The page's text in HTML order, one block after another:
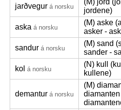
jarðvegur á norsku
(M) jord
jordene)
aska á norsku
(M) aske
asker -
sandur á norsku
(M) sand
sander -
kol á norsku
(N) kull
kullene)
demantur á norsku
(M)